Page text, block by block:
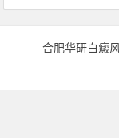
合肥华研白癜